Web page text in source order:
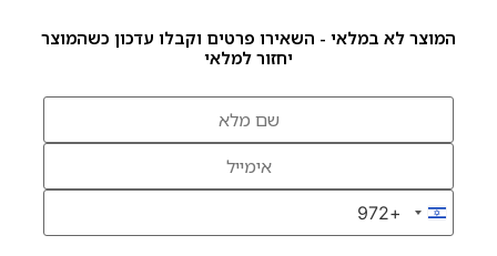
המוצר לא במלאי - השאירו פרטים וקבלו עדכון כשהמוצר
יחזור למלאי
Israel +972
+972